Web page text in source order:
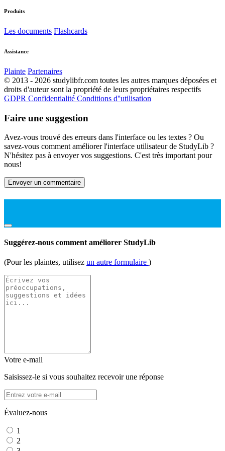
Produits
Les documents Flashcards
Assistance
Plainte Partenaires
© 2013 - 2026 studylibfr.com toutes les autres marques déposées et
droits d'auteur sont la propriété de leurs propriétaires respectifs
GDPR Confidentialité Conditions d''utilisation
Faire une suggestion
Avez-vous trouvé des erreurs dans l'interface ou les textes ? Ou
savez-vous comment améliorer l'interface utilisateur de StudyLib ?
N'hésitez pas à envoyer vos suggestions. C'est très important pour
nous!
Envoyer un commentaire
Suggérez-nous comment améliorer StudyLib
(Pour les plaintes, utilisez un autre formulaire )
Votre e-mail
Saisissez-le si vous souhaitez recevoir une réponse
Évaluez-nous
1
2